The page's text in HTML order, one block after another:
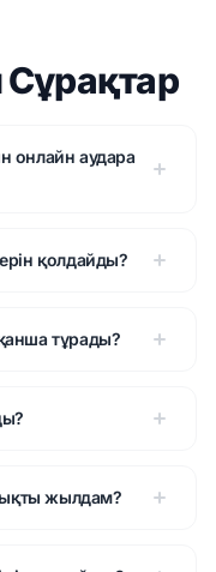
онлайн аудара
қолдайды?
тұрады?
жылдам?